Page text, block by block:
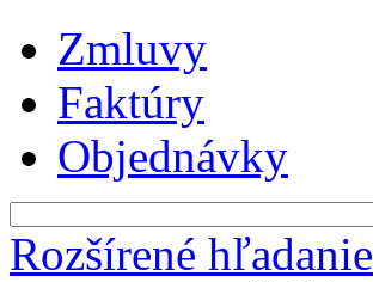
Zmluvy
Faktúry
Objednávky
Rozšírené hľadanie